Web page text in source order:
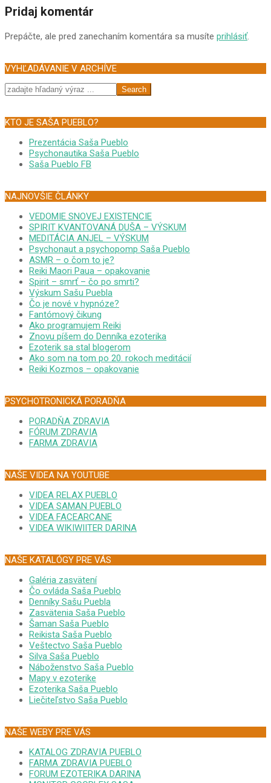
Pridaj komentár
Prepáčte, ale pred zanechaním komentára sa musíte prihlásiť.
VYHĽADÁVANIE V ARCHÍVE
Search
KTO JE SAŠA PUEBLO?
Prezentácia Saša Pueblo
Psychonautika Saša Pueblo
Saša Pueblo FB
NAJNOVŠIE ČLÁNKY
VEDOMIE SNOVEJ EXISTENCIE
SPIRIT KVANTOVANÁ DUŠA – VÝSKUM
MEDITÁCIA ANJEL – VÝSKUM
Psychonaut a psychopomp Saša Pueblo
ASMR – o čom to je?
Reiki Maori Paua – opakovanie
Spirit – smrť – čo po smrti?
Výskum Sašu Puebla
Čo je nové v hypnóze?
Fantómový čikung
Ako programujem Reiki
Znovu píšem do Denníka ezoterika
Ezoterik sa stal blogerom
Ako som na tom po 20. rokoch meditácií
Reiki Kozmos – opakovanie
PSYCHOTRONICKÁ PORADŇA
PORADŇA ZDRAVIA
FÓRUM ZDRAVIA
FARMA ZDRAVIA
NAŠE VIDEA NA YOUTUBE
VIDEA RELAX PUEBLO
VIDEA SAMAN PUEBLO
VIDEA FACEARCANE
VIDEA WIKIWIITER DARINA
NAŠE KATALÓGY PRE VÁS
Galéria zasvätení
Čo ovláda Saša Pueblo
Denníky Sašu Puebla
Zasvätenia Saša Pueblo
Šaman Saša Pueblo
Reikista Saša Pueblo
Veštectvo Saša Pueblo
Silva Saša Pueblo
Náboženstvo Saša Pueblo
Mapy v ezoterike
Ezoterika Saša Pueblo
Liečiteľstvo Saša Pueblo
NAŠE WEBY PRE VÁS
KATALOG ZDRAVIA PUEBLO
FARMA ZDRAVIA PUEBLO
FORUM EZOTERIKA DARINA